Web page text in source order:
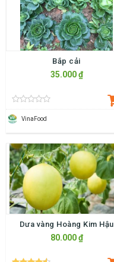
Bắp cải
35.000 ₫
VinaFood
Dưa vàng Hoàng Kim Hậu
80.000 ₫